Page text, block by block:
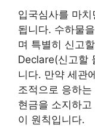
입국심사를 마
됩니다. 수하물
며 특별히 신고
Declare(신고할
니다. 만약 세관
조적으로 응하
현금을 소지하
이 원칙입니다.